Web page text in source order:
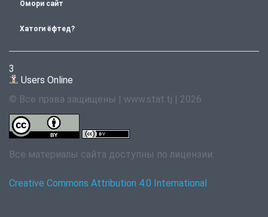
Омори сайт
Хатоги ёфтед?
3
Users Online
© Все права защищены | www.stat.tj | 2026
Все материалы сайта доступны по лицензии:
Creative Commons Attribution 4.0 International